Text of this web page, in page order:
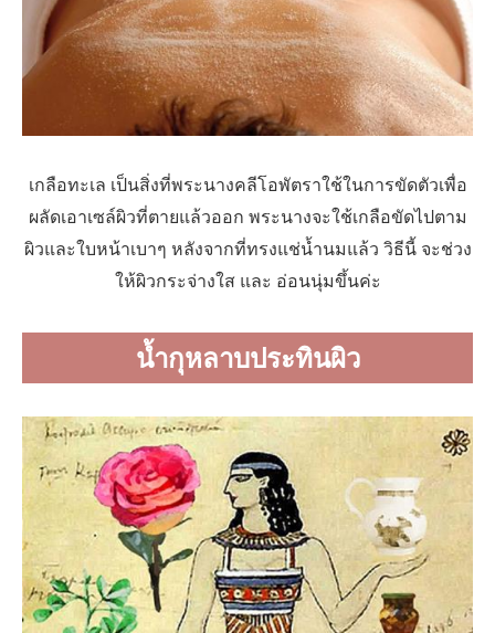
เกลือทะเล เป็นสิ่งที่พระนางคลีโอพัตราใช้ในการขัดตัวเพื่อ
ผลัดเอาเซล์ผิวที่ตายแล้วออก พระนางจะใช้เกลือขัดไปตาม
ผิวและใบหน้าเบาๆ หลังจากที่ทรงแช่น้ำนมแล้ว วิธีนี้ จะช่วง
ให้ผิวกระจ่างใส และ อ่อนนุ่มขึ้นค่ะ
น้ำกุหลาบประทินผิว